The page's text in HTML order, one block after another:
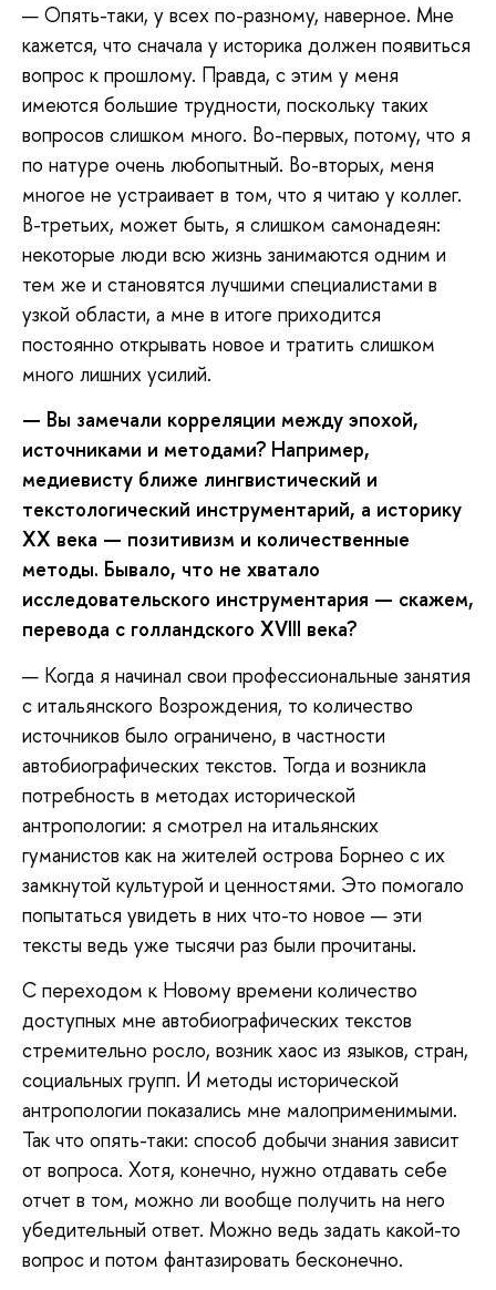
— Опять-таки, у всех по-разному, наверное. Мне
кажется, что сначала у историка должен появиться
вопрос к прошлому. Правда, с этим у меня
имеются большие трудности, поскольку таких
вопросов слишком много. Во-первых, потому, что я
по натуре очень любопытный. Во-вторых, меня
многое не устраивает в том, что я читаю у коллег.
В-третьих, может быть, я слишком самонадеян:
некоторые люди всю жизнь занимаются одним и
тем же и становятся лучшими специалистами в
узкой области, а мне в итоге приходится
постоянно открывать новое и тратить слишком
много лишних усилий.
— Вы замечали корреляции между эпохой,
источниками и методами? Например,
медиевисту ближе лингвистический и
текстологический инструментарий, а историку
XX века — позитивизм и количественные
методы. Бывало, что не хватало
исследовательского инструментария — скажем,
перевода с голландского XVIII века?
— Когда я начинал свои профессиональные занятия
с итальянского Возрождения, то количество
источников было ограничено, в частности
автобиографических текстов. Тогда и возникла
потребность в методах исторической
антропологии: я смотрел на итальянских
гуманистов как на жителей острова Борнео с их
замкнутой культурой и ценностями. Это помогало
попытаться увидеть в них что-то новое — эти
тексты ведь уже тысячи раз были прочитаны.
С переходом к Новому времени количество
доступных мне автобиографических текстов
стремительно росло, возник хаос из языков, стран,
социальных групп. И методы исторической
антропологии показались мне малоприменимыми.
Так что опять-таки: способ добычи знания зависит
от вопроса. Хотя, конечно, нужно отдавать себе
отчет в том, можно ли вообще получить на него
убедительный ответ. Можно ведь задать какой-то
вопрос и потом фантазировать бесконечно.